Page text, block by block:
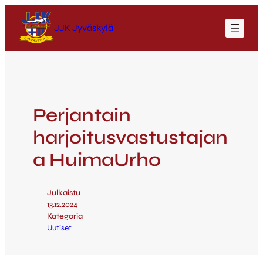
JJK Jyväskylä
Perjantain
harjoitusvastustajan
a HuimaUrho
Julkaistu
13.12.2024
Kategoria
Uutiset